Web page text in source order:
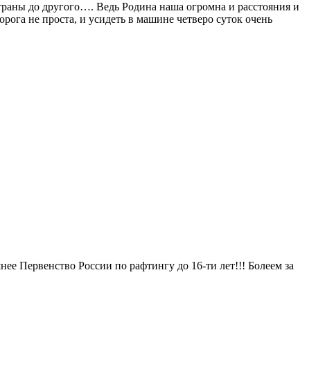
до другого…. Ведь Родина наша огромна и расстояния и
не проста, и усидеть в машине четверо суток очень
Первенство России по рафтингу до 16-ти лет!!! Болеем за